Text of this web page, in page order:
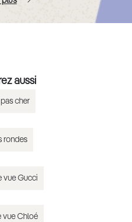
aussi
cher
rondes
vue Gucci
vue Chloé